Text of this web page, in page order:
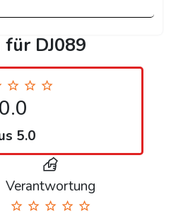
DJ089
0.0
5.0
Verantwortung